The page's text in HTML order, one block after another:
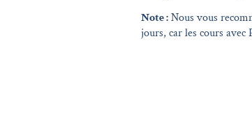
Note :Nous vous
jours, car les cours